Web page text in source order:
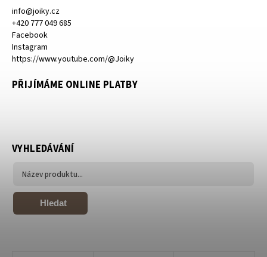
info@joiky.cz
+420 777 049 685
Facebook
Instagram
https://www.youtube.com/@Joiky
PŘIJÍMÁME ONLINE PLATBY
VYHLEDÁVÁNÍ
Hledat